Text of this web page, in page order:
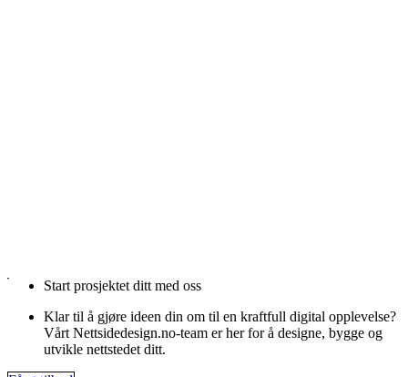
Start prosjektet ditt med oss
Klar til å gjøre ideen din om til en kraftfull digital opplevelse?
Vårt Nettsidedesign.no-team er her for å designe, bygge og
utvikle nettstedet ditt.